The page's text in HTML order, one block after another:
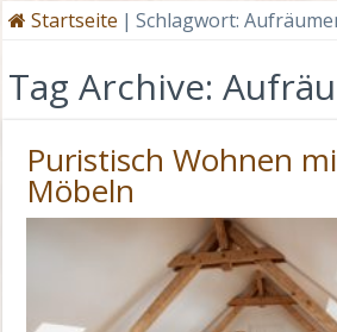
Startseite | Schlagwort:
Tag Archive:
Puristisch Wohnen
Möbeln